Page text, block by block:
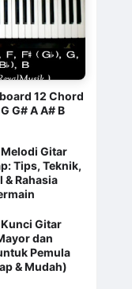
12 Chord
G# A A# B
Gitar
Tips, Teknik,
& Rahasia
Gitar
dan
Pemula
& Mudah)